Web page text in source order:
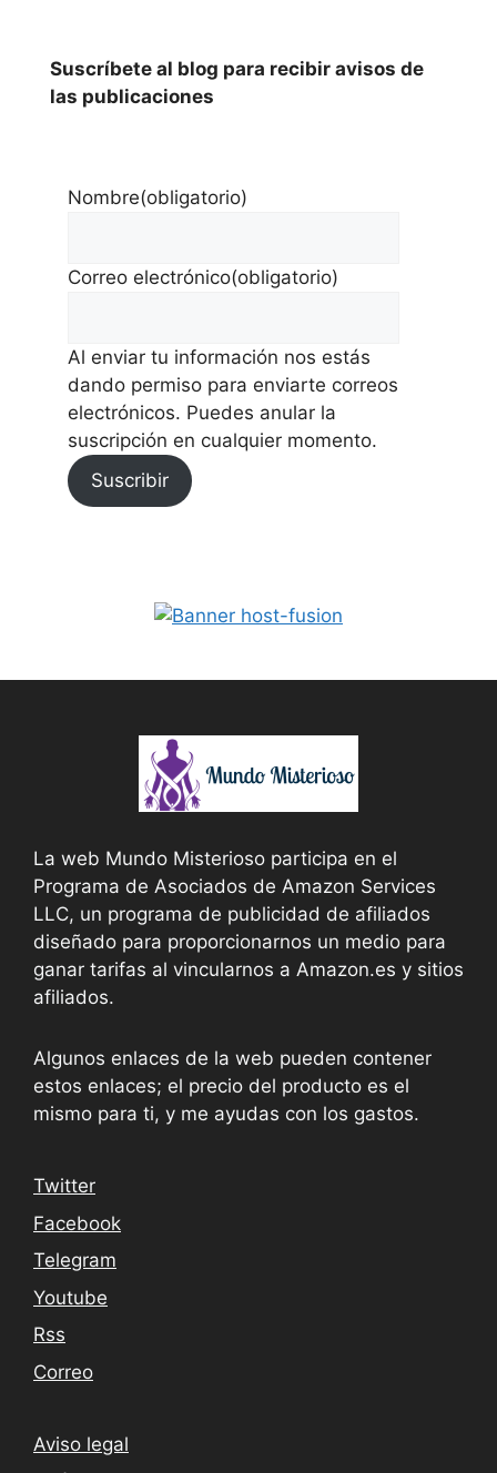
Suscríbete al blog para recibir avisos de
las publicaciones
Nombre(obligatorio)
Correo electrónico(obligatorio)
Al enviar tu información nos estás
dando permiso para enviarte correos
electrónicos. Puedes anular la
suscripción en cualquier momento.
Suscribir
La web Mundo Misterioso participa en el
Programa de Asociados de Amazon Services
LLC, un programa de publicidad de afiliados
diseñado para proporcionarnos un medio para
ganar tarifas al vincularnos a Amazon.es y sitios
afiliados.
Algunos enlaces de la web pueden contener
estos enlaces; el precio del producto es el
mismo para ti, y me ayudas con los gastos.
Twitter
Facebook
Telegram
Youtube
Rss
Correo
Aviso legal